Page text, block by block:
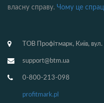
власну справу. Чому це
ТОВ Профітмарк, Київ,
support@btm.ua
0-800-213-098
profitmark.pl